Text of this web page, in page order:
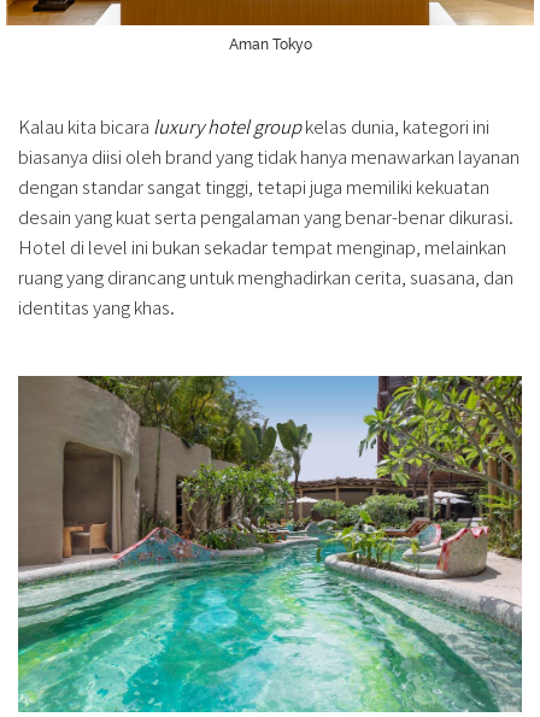
Aman Tokyo
Kalau kita bicara luxury hotel groupkelas dunia, kategori ini
biasanya diisi oleh brand yang tidak hanya menawarkan layanan
dengan standar sangat tinggi, tetapi juga memiliki kekuatan
desain yang kuat serta pengalaman yang benar-benar dikurasi.
Hotel di level ini bukan sekadar tempat menginap, melainkan
ruang yang dirancang untuk menghadirkan cerita, suasana, dan
identitas yang khas.